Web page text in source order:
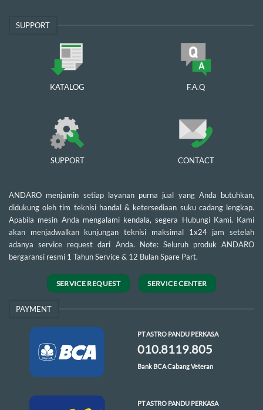
SUPPORT
KATALOG F.A.Q
SUPPORT CONTACT
ANDARO menjamin setiap layanan purna jual yang Anda butuhkan,
didukung oleh tim teknisi handal & ketersediaan suku cadang lengkap.
Apabila mesin Anda mengalami kendala, segera Hubungi Kami. Kami
akan menjadwalkan kunjungan teknisi maksimal 1x24 jam setelah
adanya service request dari Anda. Note: Seluruh produk ANDARO
bergaransi resmi 1 Tahun Service & 12 Bulan Spare Part.
SERVICE REQUEST SERVICE CENTER
PAYMENT
PT ASTRO PANDU PERKASA
010.8119.805
Bank BCA Cabang Veteran
PT ASTRO PANDU PERKASA